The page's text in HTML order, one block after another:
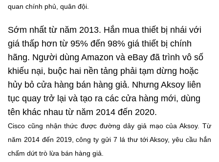
Địa chỉ: Ban Biên tập Cổng TTĐT - 18 Nguyễn Du, TP. Hà Nội
Email: stc@mst.gov.vn
©2026 Bản quyền thuộc Bộ Khoa Học và Công Nghệ
(Ghi rõ nguồn "https://mst.gov.vn" khi phát hành lại thông tin từ
website này)
quan chính phủ, quân đội.
Sớm nhất từ năm 2013. Hắn mua thiết bị nhái với
giá thấp hơn từ 95% đến 98% giá thiết bị chính
hãng. Người dùng Amazon và eBay đã trình vô số
khiếu nại, buộc hai nền tảng phải tạm dừng hoặc
hủy bỏ cửa hàng bán hàng giả. Nhưng Aksoy liên
tục quay trở lại và tạo ra các cửa hàng mới, dùng
tên khác nhau từ năm 2014 đến 2020.
Cisco cũng nhận thức được đường dây giả mạo của Aksoy. Từ
năm 2014 đến 2019, công ty gửi 7 lá thư tới Aksoy, yêu cầu hắn
chấm dứt trò lừa bán hàng giả.